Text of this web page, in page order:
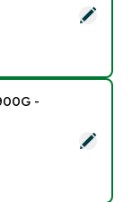
legging
Isolate - 900G -
-